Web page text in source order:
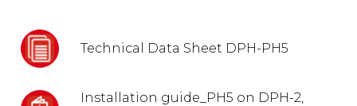
Technical Data Sheet DPH-PH5
Installation guide_PH5 on DPH-2,